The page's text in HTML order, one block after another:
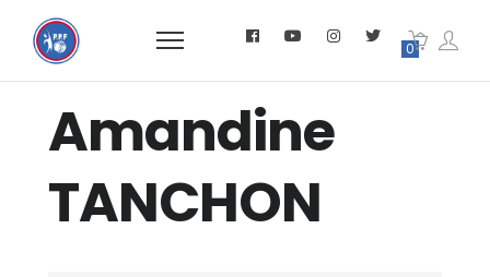
0
Amandine
TANCHON